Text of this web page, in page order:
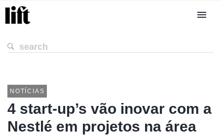
NOTÍCIAS
4 start-up’s vão inovar com a
Nestlé em projetos na área